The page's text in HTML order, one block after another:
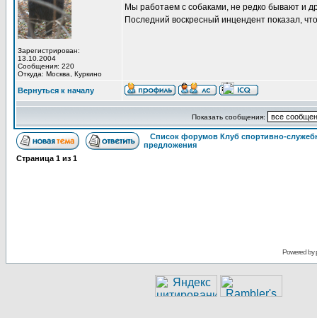
Зарегистрирован:
13.10.2004
Сообщения: 220
Откуда: Москва, Куркино
Мы работаем с собаками, не редко бывают и
Последний воскресный инцендент показал,
Вернуться к началу
Показать сообщения:
Список форумов Клуб спортивно-
предложения
Страница 1 из 1
Powered by